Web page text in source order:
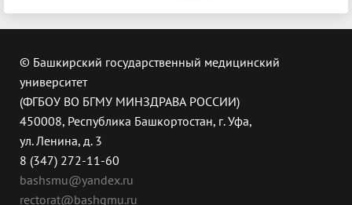
© Башкирский государственный медицинский
университет
(ФГБОУ ВО БГМУ МИНЗДРАВА РОССИИ)
450008, Республика Башкортостан, г. Уфа,
ул. Ленина, д. 3
8 (347) 272-11-60
bashsmu@yandex.ru
rectorat@bashgmu.ru